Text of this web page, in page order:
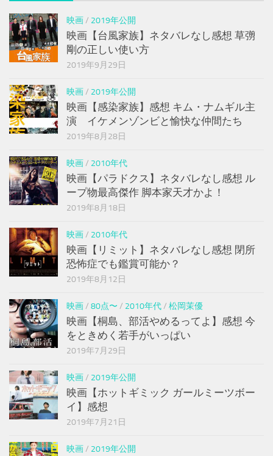
映画/ 2019年公開
映画【台風家族】ネタバレなし感想 草彅
剛の正しい使い方
2019年9月29日
映画/ 2019年公開
映画【感染家族】感想 キム・ナムギル主
演 イケメンゾンビと愉快な仲間たち
2019年8月28日
映画/ 2010年代
映画【パラドクス】ネタバレなし感想 ル
ープ物最高傑作 脚本家天才かよ！
2019年8月18日
映画/ 2010年代
映画【リミット】ネタバレなし感想 閉所
恐怖症でも鑑賞可能か？
2019年8月12日
映画/ 80点〜 / 2010年代/ 松岡茉優
映画【桐島、部活やめるってよ】感想 今
をときめく若手がいっぱい
2019年7月29日
映画/ 2019年公開
映画【ホットギミック ガールミーツボー
イ】感想
2019年7月21日
映画/ 2019年公開